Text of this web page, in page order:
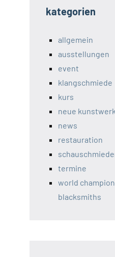
kategorien
allgemein
ausstellungen
event
klangschmiede
kurs
neue
news
restauration
termine
world
blacksmiths